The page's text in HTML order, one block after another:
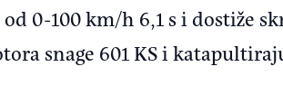
0-100 km/h 6,1 s i dostiže
snage 601 KS i katapultiraju